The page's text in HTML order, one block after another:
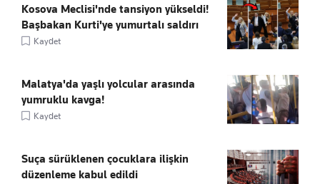
Kosova Meclisi'nde tansiyon yükseldi!
Başbakan Kurti'ye yumurtalı saldırı
Kaydet
Malatya'da yaşlı yolcular arasında
yumruklu kavga!
Kaydet
Suça sürüklenen çocuklara ilişkin
düzenleme kabul edildi